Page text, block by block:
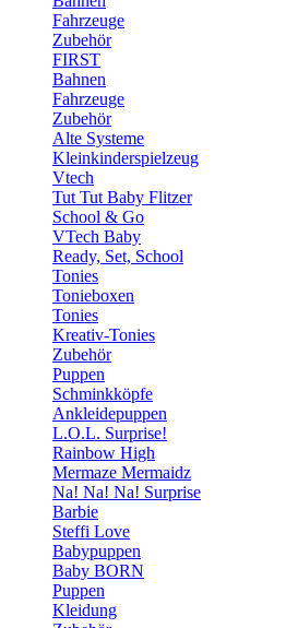
Fahrzeuge
Zubehör
FIRST
Bahnen
Fahrzeuge
Zubehör
Alte Systeme
Kleinkinderspielzeug
Vtech
Tut Tut Baby Flitzer
School & Go
VTech Baby
Ready, Set, School
Tonies
Tonieboxen
Tonies
Kreativ-Tonies
Zubehör
Puppen
Schminkköpfe
Ankleidepuppen
L.O.L. Surprise!
Rainbow High
Mermaze Mermaidz
Na! Na! Na! Surprise
Barbie
Steffi Love
Babypuppen
Baby BORN
Puppen
Kleidung